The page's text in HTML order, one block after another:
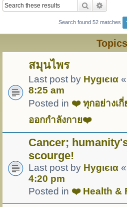
Search
Search found 52 matches
Topics
สมุนไพร
Last post by Hуgιєια «
8:25 am
Posted in ❤️ ทุกอย่างเ
ออกกำลังกาย❤️
Cancer;
scourge!
Last post by Hуgιєια «
4:20 pm
Posted in ❤️ Health &